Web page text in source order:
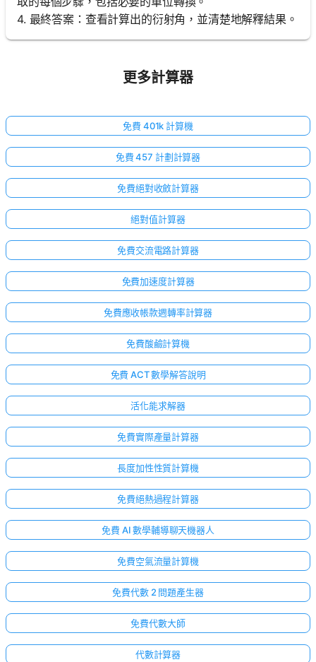
4. 最終答案：查看計算出的衍射角，並清楚地解釋結果。
更多計算器
免費 401k 計算機
免費 457 計劃計算器
免費絕對收斂計算器
絕對值計算器
免費交流電路計算器
免費加速度計算器
免費應收帳款週轉率計算器
免費酸鹼計算機
免費 ACT 數學解答說明
活化能求解器
免費實際產量計算器
長度加性性質計算機
免費絕熱過程計算器
免費 AI 數學輔導聊天機器人
免費空氣流量計算機
免費代數 2 問題產生器
免費代數大師
代數計算器